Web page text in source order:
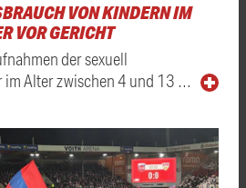
VON KINDERN IM
VOR GERICHT
der sexuell
im Alter zwischen 4 und 13 …